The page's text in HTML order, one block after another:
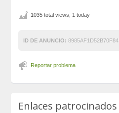
1035 total views, 1 today
ID DE ANUNCIO: 8985AF1D52B70F84
Reportar problema
Enlaces patrocinados